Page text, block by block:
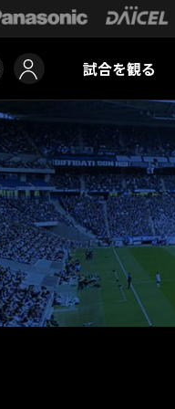
試合を観る